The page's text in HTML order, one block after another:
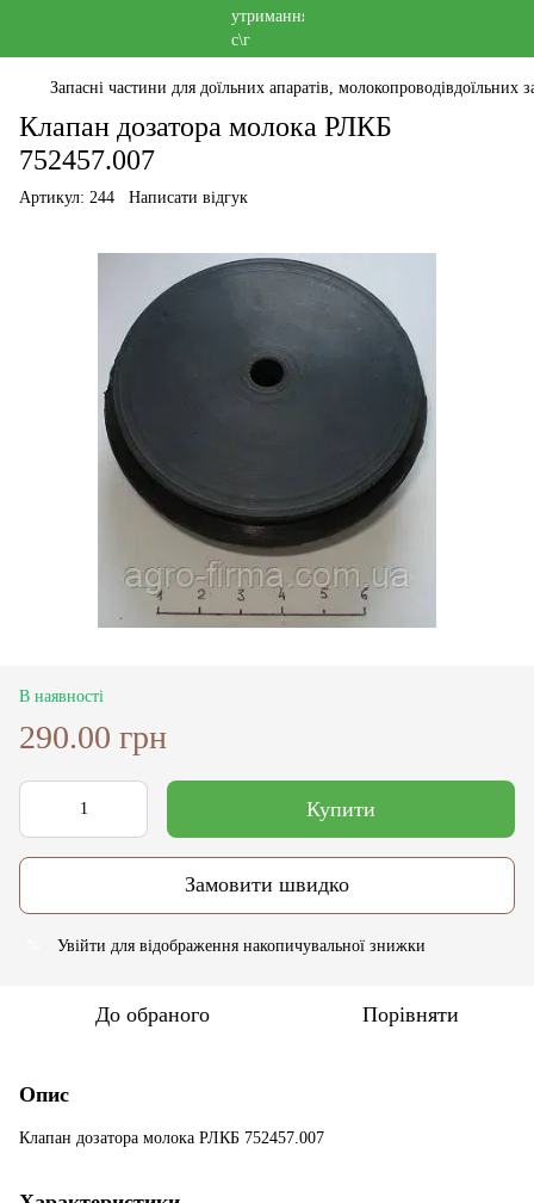
Запасні частини для доїльних апаратів, молокопроводівдоїльних
Клапан дозатора молока РЛКБ
752457.007
Артикул: 244 Написати відгук
В наявності
290.00 грн
Купити
Замовити швидко
Увійти для відображення накопичувальної знижки
До обраного Порівняти
Опис
Клапан дозатора молока РЛКБ 752457.007